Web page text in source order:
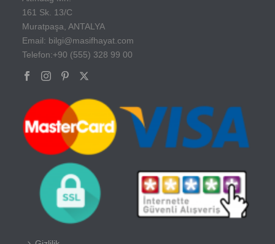
161 Sk. 13/C
Muratpaşa, ANTALYA
Email: bilgi@masifhayat.com
Telefon:+90 (555) 328 99 00